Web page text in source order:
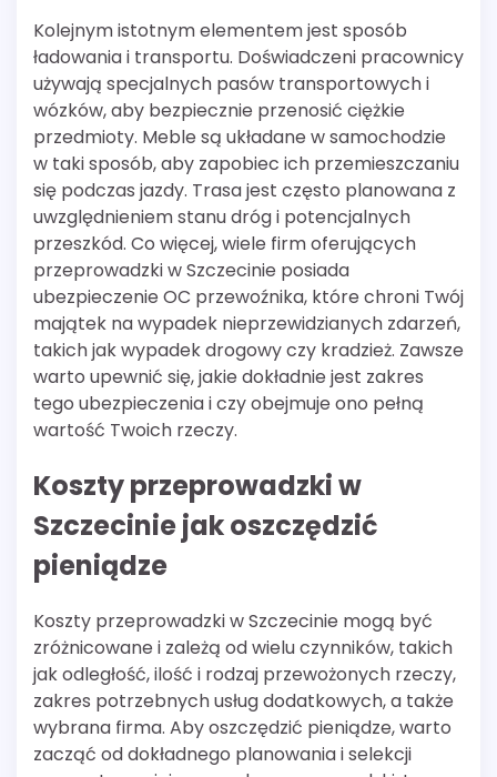
Kolejnym istotnym elementem jest sposób
ładowania i transportu. Doświadczeni pracownicy
używają specjalnych pasów transportowych i
wózków, aby bezpiecznie przenosić ciężkie
przedmioty. Meble są układane w samochodzie
w taki sposób, aby zapobiec ich przemieszczaniu
się podczas jazdy. Trasa jest często planowana z
uwzględnieniem stanu dróg i potencjalnych
przeszkód. Co więcej, wiele firm oferujących
przeprowadzki w Szczecinie posiada
ubezpieczenie OC przewoźnika, które chroni Twój
majątek na wypadek nieprzewidzianych zdarzeń,
takich jak wypadek drogowy czy kradzież. Zawsze
warto upewnić się, jakie dokładnie jest zakres
tego ubezpieczenia i czy obejmuje ono pełną
wartość Twoich rzeczy.
Koszty przeprowadzki w
Szczecinie jak oszczędzić
pieniądze
Koszty przeprowadzki w Szczecinie mogą być
zróżnicowane i zależą od wielu czynników, takich
jak odległość, ilość i rodzaj przewożonych rzeczy,
zakres potrzebnych usług dodatkowych, a także
wybrana firma. Aby oszczędzić pieniądze, warto
zacząć od dokładnego planowania i selekcji